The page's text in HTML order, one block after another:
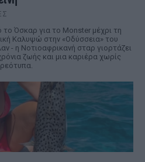
το Όσκαρ για το Monster μέχρι τη
Καλυψώ στην «Οδύσσεια» του
- η Νοτιοαφρικανή σταρ γιορτάζει
ζωής και μια καριέρα χωρίς